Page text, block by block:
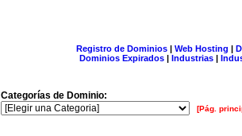
Registro de Dominios| Web Hosting |
Dominios Expirados | Industrias |
Categorías de Dominio:
[Pág.